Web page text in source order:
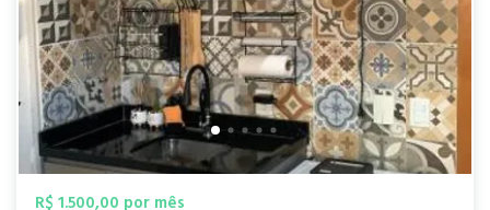
R$ 1.500,00 por mês